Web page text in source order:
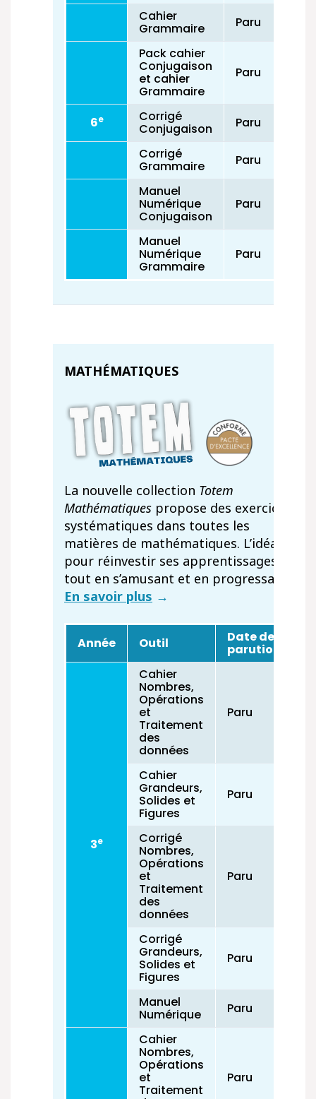
Cahier
Grammaire
Paru
Pack cahier
Conjugaison
et cahier
Grammaire
Paru
6e Corrigé
Conjugaison
Paru
Corrigé
Grammaire
Paru
Manuel
Numérique
Conjugaison
Paru
Manuel
Numérique
Grammaire
Paru
MATHÉMATIQUES
La nouvelle collection Totem
Mathématiques propose des exercices
systématiques dans toutes les
matières de mathématiques. L’idéal
pour réinvestir ses apprentissages
tout en s’amusant et en progressant !
En savoir plus →
Année Outil Date de
parution
3e
Cahier
Nombres,
Opérations
et
Traitement
des
données
Paru
Cahier
Grandeurs,
Solides et
Figures
Paru
Corrigé
Nombres,
Opérations
et
Traitement
des
données
Paru
Corrigé
Grandeurs,
Solides et
Figures
Paru
Manuel
Numérique
Paru
Cahier
Nombres,
Opérations
et
Traitement
Paru